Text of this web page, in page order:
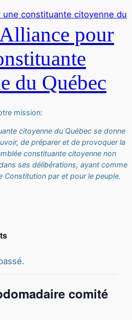
pour
du Québec
mission:
citoyenne du Québec se donne
de préparer et de provoquer la
constituante citoyenne non
ses délibérations, ayant comme
Constitution par et pour le peuple.
comité